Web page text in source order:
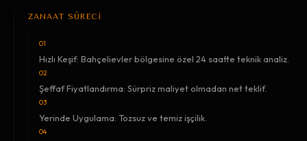
ZANAAT SÜRECİ
01
Hızlı Keşif: Bahçelievler bölgesine özel 24 saatte teknik analiz.
02
Şeffaf Fiyatlandırma: Sürpriz maliyet olmadan net teklif.
03
Yerinde Uygulama: Tozsuz ve temiz işçilik.
04